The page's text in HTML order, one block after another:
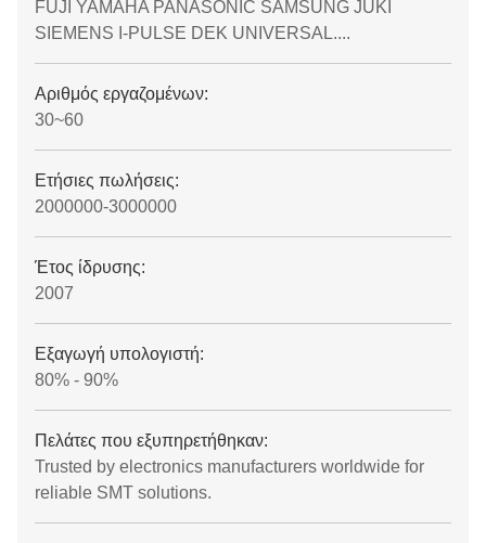
FUJI YAMAHA PANASONIC SAMSUNG JUKI
SIEMENS I-PULSE DEK UNIVERSAL....
Αριθμός εργαζομένων:
30~60
Ετήσιες πωλήσεις:
2000000-3000000
Έτος ίδρυσης:
2007
Εξαγωγή υπολογιστή:
80% - 90%
Πελάτες που εξυπηρετήθηκαν:
Trusted by electronics manufacturers worldwide for
reliable SMT solutions.